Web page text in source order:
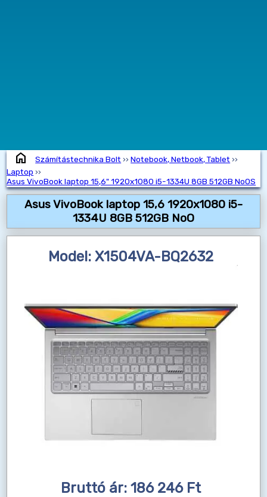
home Számítástechnika Bolt ››Notebook, Netbook, Tablet ››
Laptop ››
Asus VivoBook laptop 15,6" 1920x1080 i5-1334U 8GB 512GB NoOS
Asus VivoBook laptop 15,6 1920x1080 i5-
1334U 8GB 512GB NoO
Model: X1504VA-BQ2632
Bruttó ár: 186 246 Ft